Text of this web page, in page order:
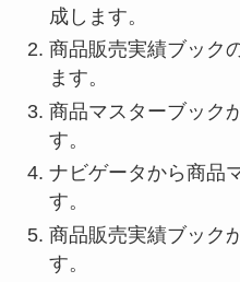
成します。
商品販売実績ブック
ます。
商品マスターブック
す。
ナビゲータから商品
す。
商品販売実績ブック
す。